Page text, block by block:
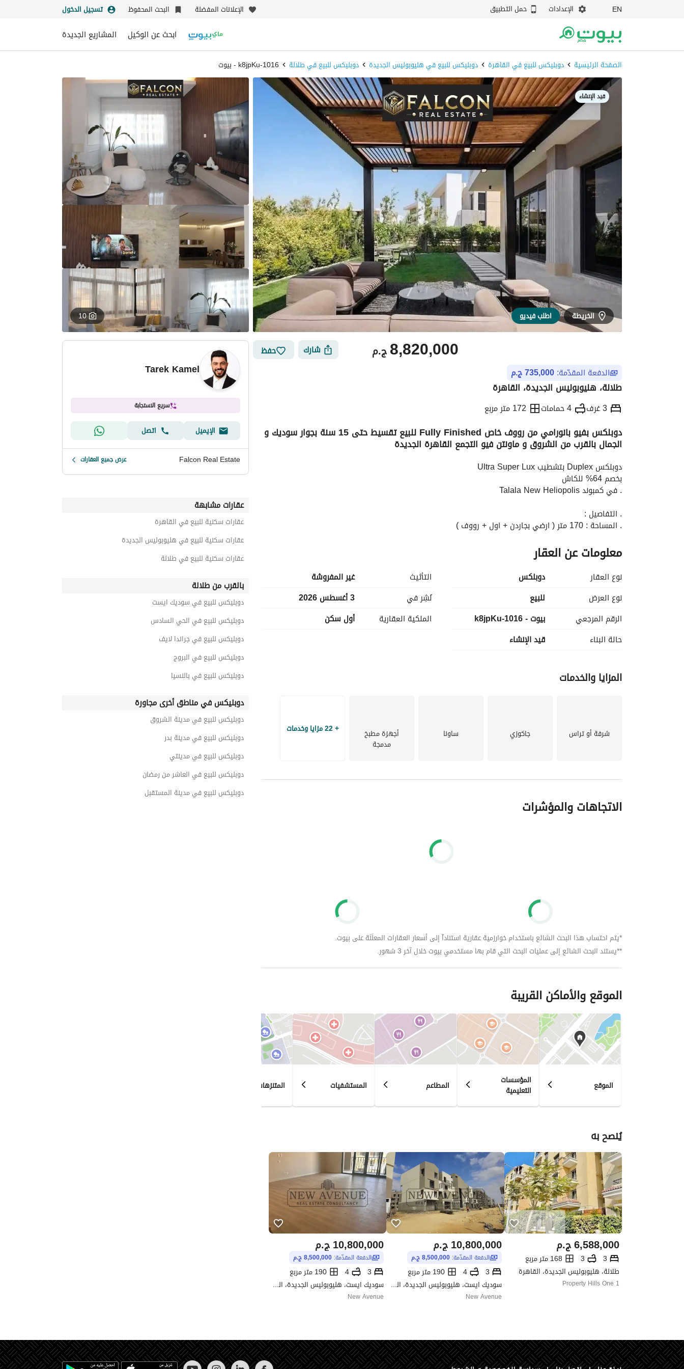
EN الإعدادات حمل التطبيق الإعلانات المفضلة البحث المحفوظ تسجيل الدخول
ابحث عن الوكيل المشاريع الجديدة
الصفحة الرئيسية دوبليكس للبيع في القاهرة دوبليكس للبيع في هليوبوليس الجديدة دوبليكس للبيع في طلالة 1016-k8jpKu - بيوت
قيد الإنشاء
الخريطة اطلب فيديو 10
ج.م8,820,000 شارك حفظ
الدفعة المقدّمة: 735,000 ج.م
طلالة، هليوبوليس الجديدة، القاهرة
3 غرف 4 حمامات 172 متر مربع
التفاصيل الاتجاهات والمؤشرات الموقع والأماكن القريبة
دوبلكس بفيو بانورامي من رووف خاص Fully Finished للبيع تقسيط حتى 15 سنة بجوار سوديك و
الجمال بالقرب من الشروق و ماونتن فيو التجمع القاهرة الجديدة
دوبلكس Duplex بتشطيب Ultra Super Lux
بخصم 64% للكاش
. في كمبوند Talala New Heliopolis
. التفاصيل :
. المساحة : 170 متر ( ارضي بجاردن + اول + رووف )
. بفيو خيالي على Landscape
الكمبوند به نسبة كبيرة من المساحات الخضراء + Water Feature
. برايم لوكيشن بقلب هيليوبوليس الجديدة بجوار Sodic East
. طريقة السداد :
. تقسيط : بمقدم 735 الف و تقسيط الباقي على 15 سنة بدون فوائد
معلومات عن العقار
نوع العقار
دوبلكس
نوع العرض
للبيع
الرقم المرجعي
بيوت - 1016-k8jpKu
حالة البناء
قيد الإنشاء
التأثيث
غير المفروشة
نُشِر في
3 أغسطس 2026
الملكية العقارية
أول سكن
المزايا والخدمات
شرفة أو تراس جاكوزي ساونا أجهزة مطبخ
مدمجة
+ 22 مزايا وخدمات
الاتجاهات والمؤشرات
*يتم احتساب هذا البحث الشائع باستخدام خوارزمية عقارية استناداّ إلى أسعار العقارات المعلَنَة على بيوت.
**يستند البحث الشائع إلى عمليات البحث التي قام بها مستخدمي بيوت خلال آخر 3 شهور.
الموقع والأماكن القريبة
الموقع المؤسسات
التعليمية المطاعم المستشفيات المتنزهات
يُنصح به
ج.م6,588,000
3
3
168 متر مربع
طلالة، هليوبوليس الجديدة، القاهرة
Property Hills One 1
ج.م10,800,000
الدفعة المقدّمة:8,500,000 ج.م
3
4
190 متر مربع
سوديك ايست، هليوبوليس الجديدة، القاهرة
New Avenue
ج.م10,800,000
الدفعة المقدّمة: 8,500,000 ج.م
3
4
190 متر مربع
سوديك ايست، هليوبوليس الجديدة، القاهرة
New Avenue
Tarek Kamel
سريع الاستجابة
الإيميل اتصل
Falcon Real Estate عرض جميع العقارات
عقارات مشابهة
عقارات سكنية للبيع في القاهرة
عقارات سكنية للبيع في هليوبوليس الجديدة
عقارات سكنية للبيع في طلالة
بالقرب من طلالة
دوبليكس للبيع في سوديك ايست
دوبليكس للبيع في الحي السادس
دوبليكس للبيع في جراندا لايف
دوبليكس للبيع في البروج
دوبليكس للبيع في بالنسيا
دوبليكس في مناطق أخرى مجاورة
دوبليكس للبيع في مدينة الشروق
دوبليكس للبيع في مدينة بدر
دوبليكس للبيع في مدينتي
دوبليكس للبيع في العاشر من رمضان
دوبليكس للبيع في مدينة المستقبل